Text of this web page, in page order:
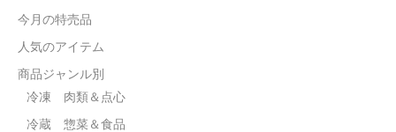
日本語
今月の特売品
人気のアイテム
商品ジャンル別
冷凍 肉類＆点心
冷蔵 惣菜＆食品